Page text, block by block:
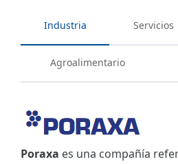
Industria Servicios
Agroalimentario
Poraxa es una compañía